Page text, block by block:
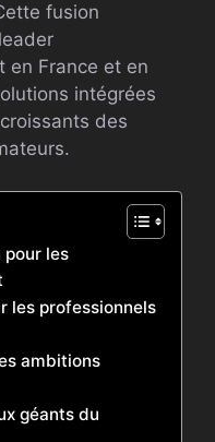
fusion
en France et en
intégrées
des
les
les professionnels
ambitions
géants du